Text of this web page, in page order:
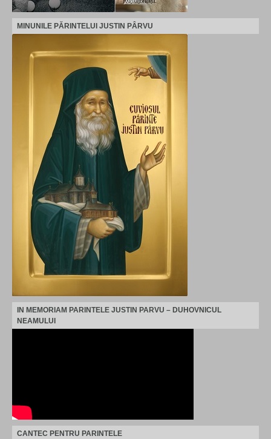
MINUNILE PĂRINTELUI JUSTIN PÂRVU
IN MEMORIAM PARINTELE JUSTIN PARVU – DUHOVNICUL
NEAMULUI
CANTEC PENTRU PARINTELE